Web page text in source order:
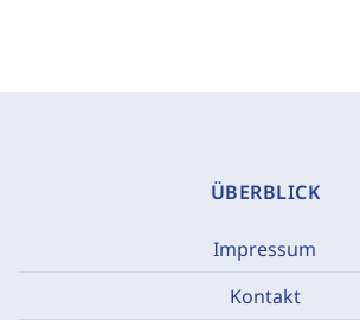
ÜBERBLICK
Impressum
Kontakt